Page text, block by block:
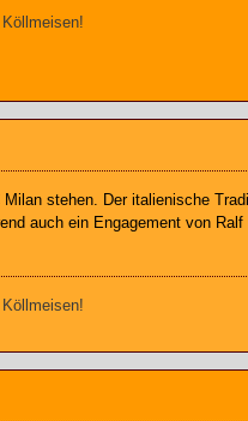
stehen. Der italienische
auch ein Engagement von